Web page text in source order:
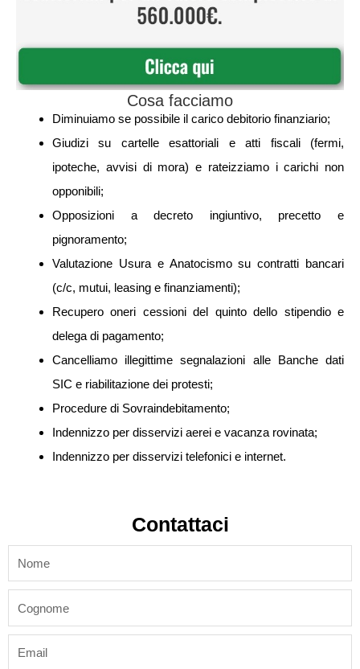
Cosa facciamo
Diminuiamo se possibile il carico debitorio finanziario;
Giudizi su cartelle esattoriali e atti fiscali (fermi,
ipoteche, avvisi di mora) e rateizziamo i carichi non
opponibili;
Opposizioni a decreto ingiuntivo, precetto e
pignoramento;
Valutazione Usura e Anatocismo su contratti bancari
(c/c, mutui, leasing e finanziamenti);
Recupero oneri cessioni del quinto dello stipendio e
delega di pagamento;
Cancelliamo illegittime segnalazioni alle Banche dati
SIC e riabilitazione dei protesti;
Procedure di Sovraindebitamento;
Indennizzo per disservizi aerei e vacanza rovinata;
Indennizzo per disservizi telefonici e internet.
Contattaci